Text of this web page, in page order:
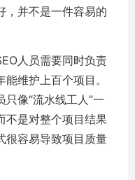
，并不是一件容易的
人员需要同时负责
维护上百个项目。
像“流水线工人”一
不是对整个项目结果
很容易导致项目质量